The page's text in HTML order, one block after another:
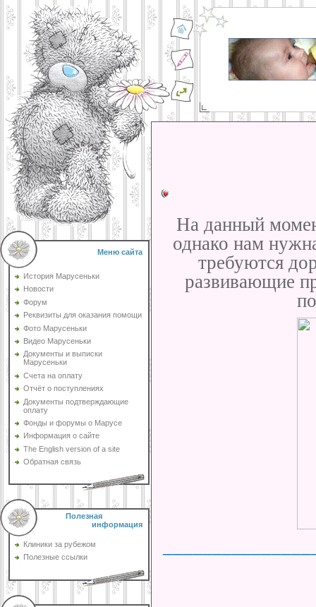
Меню сайта
История Марусеньки
Новости
Форум
Реквизиты для оказания помощи
Фото Марусеньки
Видео Марусеньки
Документы и выписки
Марусеньки
Счета на оплату
Отчёт о поступлениях
Документы подтверждающие
оплату
Фонды и форумы о Марусе
Информация о сайте
The English version of a site
Обратная связь
Полезная
информация
Клиники за рубежом
Полезные ссылки
На данный
однако нам
требуются
развивающие